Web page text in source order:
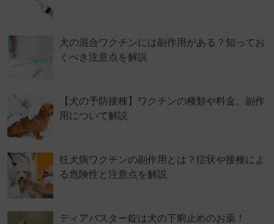
犬の混合ワクチンには副作用がある？知ってお
くべき注意点を解説
【犬の予防接種】ワクチンの種類や料金、副作
用について解説
狂犬病ワクチンの副作用とは？症状や接種によ
る危険性と注意点を解説
ディアバスター錠は犬の下痢止めのお薬！